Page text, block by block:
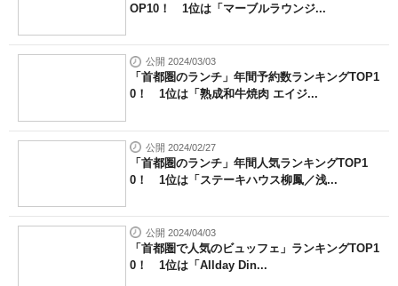
OP10！ 1位は「マーブルラウンジ...
公開 2024/03/03
「首都圏のランチ」年間予約数ランキングTOP1
0！ 1位は「熟成和牛焼肉 エイジ...
公開 2024/02/27
「首都圏のランチ」年間人気ランキングTOP1
0！ 1位は「ステーキハウス柳鳳／浅...
公開 2024/04/03
「首都圏で人気のビュッフェ」ランキングTOP1
0！ 1位は「Allday Din...